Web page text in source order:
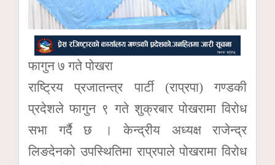
फागुन ७ गते पोखरा
राष्ट्रिय प्रजातन्त्र पार्टी (राप्रपा) गण्डकी
प्रदेशले फागुन ९ गते शुक्रबार पोखरामा विरोध
सभा गर्दै छ । केन्द्रीय अध्यक्ष राजेन्द्र
लिङदेनको उपस्थितिमा राप्रपाले पोखरामा विरोध